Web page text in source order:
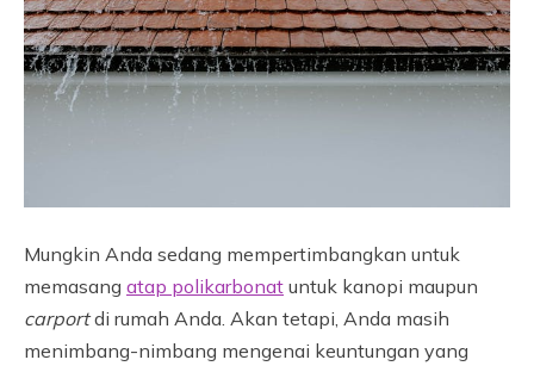
Mungkin Anda sedang mempertimbangkan untuk
memasang atap polikarbonat untuk kanopi maupun
carportdi rumah Anda. Akan tetapi, Anda masih
menimbang-nimbang mengenai keuntungan yang